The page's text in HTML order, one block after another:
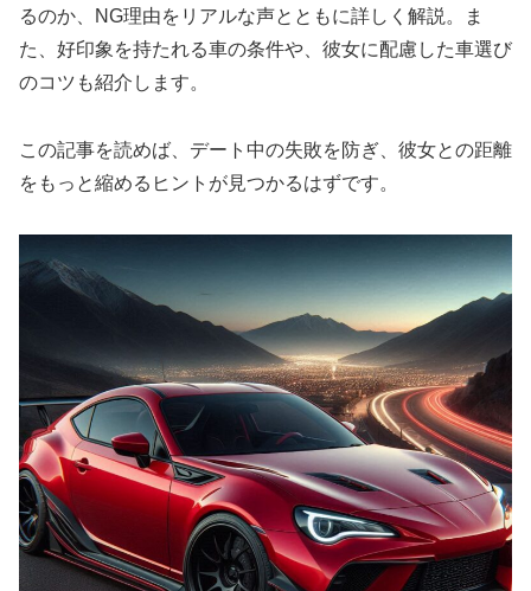
るのか、NG理由をリアルな声とともに詳しく解説。ま
た、好印象を持たれる車の条件や、彼女に配慮した車選び
のコツも紹介します。
この記事を読めば、デート中の失敗を防ぎ、彼女との距離
をもっと縮めるヒントが見つかるはずです。